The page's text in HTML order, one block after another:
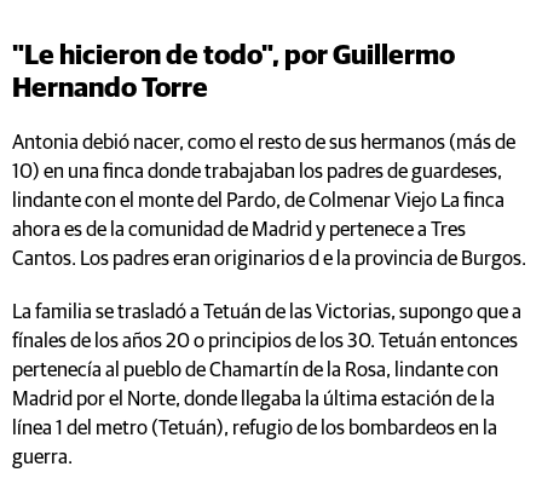
"Le hicieron de todo", por Guillermo
Hernando Torre
Antonia debió nacer, como el resto de sus hermanos (más de
10) en una finca donde trabajaban los padres de guardeses,
lindante con el monte del Pardo, de Colmenar Viejo La finca
ahora es de la comunidad de Madrid y pertenece a Tres
Cantos. Los padres eran originarios d e la provincia de Burgos.
La familia se trasladó a Tetuán de las Victorias, supongo que a
fínales de los años 20 o principios de los 30. Tetuán entonces
pertenecía al pueblo de Chamartín de la Rosa, lindante con
Madrid por el Norte, donde llegaba la última estación de la
línea 1 del metro (Tetuán), refugio de los bombardeos en la
guerra.